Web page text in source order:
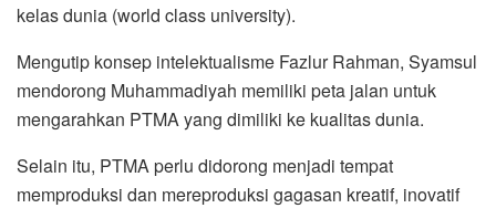
kelas dunia (world class university).
Mengutip konsep intelektualisme Fazlur Rahman, Syamsul
mendorong Muhammadiyah memiliki peta jalan untuk
mengarahkan PTMA yang dimiliki ke kualitas dunia.
Selain itu, PTMA perlu didorong menjadi tempat
memproduksi dan mereproduksi gagasan kreatif, inovatif